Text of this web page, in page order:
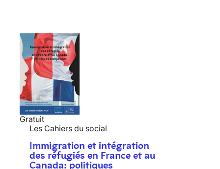
Gratuit
Les Cahiers du social
Immigration et intégration
des réfugiés en France et au
Canada: politiques